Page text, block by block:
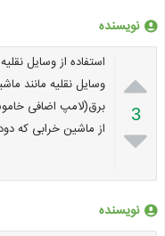
نویسنده

3

استفاده از وسایل
وسایل نقلیه مانند
برق(لامپ اضافی
از ماشین خرابی که
نویسنده